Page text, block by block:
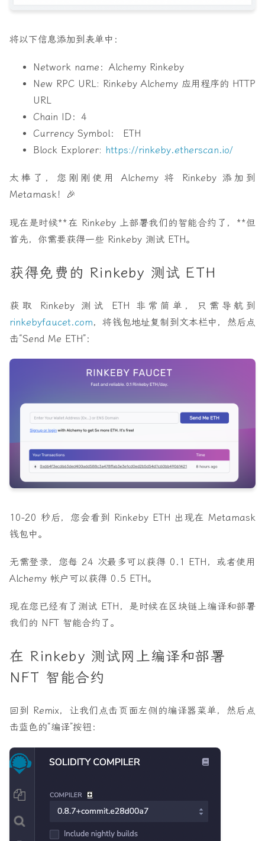
将以下信息添加到表单中：
Network name ：Alchemy Rinkeby
New RPC URL: Rinkeby Alchemy 应用程序的 HTTP
URL
Chain ID ：4
Currency Symbol： ETH
Block Explorer: https://rinkeby.etherscan.io/
太棒了，您刚刚使用 Alchemy 将 Rinkeby 添加到
Metamask！🎉
现在是时候**在 Rinkeby 上部署我们的智能合约了，**但
首先，你需要获得一些 Rinkeby 测试 ETH。
获得免费的 Rinkeby 测试 ETH
获取 Rinkeby 测试 ETH 非常简单，只需导航到
rinkebyfaucet.com，将钱包地址复制到文本栏中，然后点
击“Send Me ETH”：
10-20 秒后，您会看到 Rinkeby ETH 出现在 Metamask
钱包中。
无需登录，您每 24 次最多可以获得 0.1 ETH，或者使用
Alchemy 帐户可以获得 0.5 ETH。
现在您已经有了测试 ETH，
是时候在区块链上编译和部署
我们的 NFT 智能合约了。
在 Rinkeby 测试网上编译和部署
NFT 智能合约
回到 Remix，让我们点击页面左侧的编译器菜单，然后点
击蓝色的“编译”按钮：